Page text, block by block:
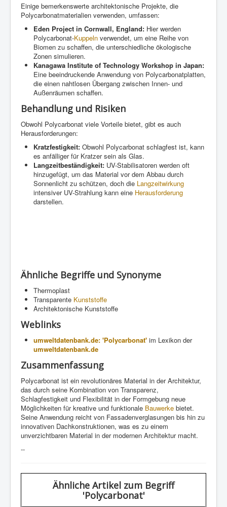
Einige bemerkenswerte architektonische Projekte, die
Polycarbonatmaterialien verwenden, umfassen:
Eden Project in Cornwall, England: Hier werden
Polycarbonat-Kuppeln verwendet, um eine Reihe von
Biomen zu schaffen, die unterschiedliche ökologische
Zonen simulieren.
Kanagawa Institute of Technology Workshop in Japan:
Eine beeindruckende Anwendung von Polycarbonatplatten,
die einen nahtlosen Übergang zwischen Innen- und
Außenräumen schaffen.
Behandlung und Risiken
Obwohl Polycarbonat viele Vorteile bietet, gibt es auch
Herausforderungen:
Kratzfestigkeit: Obwohl Polycarbonat schlagfest ist, kann
es anfälliger für Kratzer sein als Glas.
Langzeitbeständigkeit: UV-Stabilisatoren werden oft
hinzugefügt, um das Material vor dem Abbau durch
Sonnenlicht zu schützen, doch die Langzeitwirkung
intensiver UV-Strahlung kann eine Herausforderung
darstellen.
Ähnliche Begriffe und Synonyme
Thermoplast
Transparente Kunststoffe
Architektonische Kunststoffe
Weblinks
umweltdatenbank.de: 'Polycarbonat' im Lexikon der
umweltdatenbank.de
Zusammenfassung
Polycarbonat ist ein revolutionäres Material in der Architektur,
das durch seine Kombination von Transparenz,
Schlagfestigkeit und Flexibilität in der Formgebung neue
Möglichkeiten für kreative und funktionale Bauwerke bietet.
Seine Anwendung reicht von Fassadenverglasungen bis hin zu
innovativen Dachkonstruktionen, was es zu einem
unverzichtbaren Material in der modernen Architektur macht.
--
Ähnliche Artikel zum Begriff
'Polycarbonat'